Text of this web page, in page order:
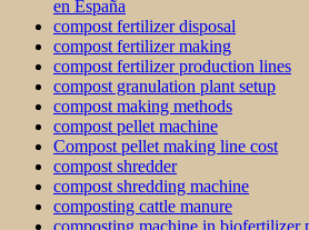
en España
compost fertilizer disposal
compost fertilizer making
compost fertilizer production lines
compost granulation plant setup
compost making methods
compost pellet machine
Compost pellet making line cost
compost shredder
compost shredding machine
composting cattle manure